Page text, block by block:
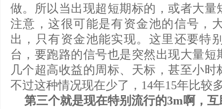
做。所以当出现超短期标的，或者大量
注意，这很可能是有资金池的信号，
出，只有资金池能实现。这里还要特
台，要跑路的信号也是突然出现大量
几个超高收益的周标、天标，甚至小
不过这种情况现在少了，14年15年比较
第三个就是现在特别流行的3m啊，